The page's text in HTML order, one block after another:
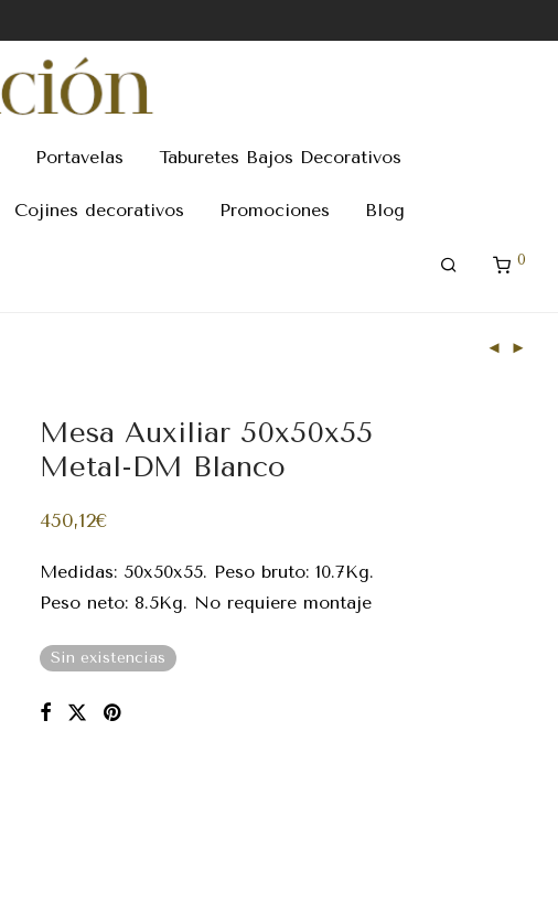
Portavelas Taburetes Bajos Decorativos
Cojines decorativos Promociones Blog
0
Mesa Auxiliar 50x50x55
Metal-DM Blanco
450,12€
Medidas: 50x50x55. Peso bruto: 10.7Kg.
Peso neto: 8.5Kg. No requiere montaje
Sin existencias